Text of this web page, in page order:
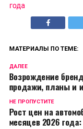
года
МАТЕРИАЛЫ ПО ТЕМЕ:
ДАЛЕЕ
Возрождение
продажи, планы и
НЕ ПРОПУСТИТЕ
Рост цен на
месяцев 2026